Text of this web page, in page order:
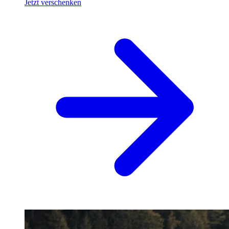
Jetzt verschenken